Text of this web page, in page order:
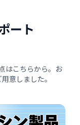
ート
はこちらから。お
意しました。